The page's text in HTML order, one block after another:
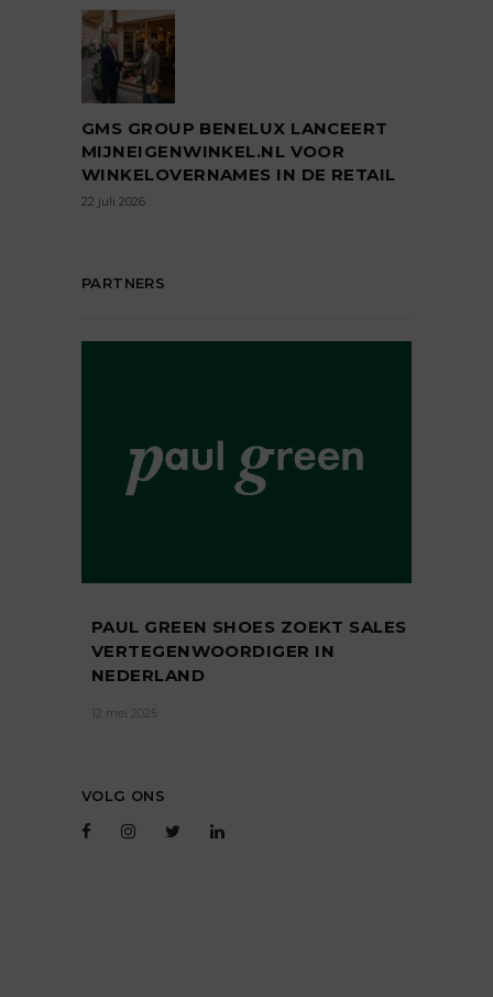
GMS GROUP BENELUX LANCEERT
MIJNEIGENWINKEL.NL VOOR
WINKELOVERNAMES IN DE RETAIL
22 juli 2026
PARTNERS
PAUL GREEN SHOES ZOEKT SALES
VERTEGENWOORDIGER IN
NEDERLAND
12 mei 2025
VOLG ONS